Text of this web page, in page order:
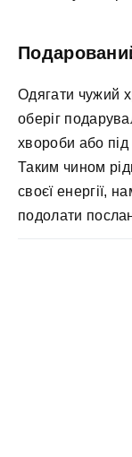
Одягати чужий
оберіг
хвороби або під
Таким чином
своєї енергії,
подолати